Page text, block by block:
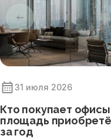
31 июля 2026
Кто покупает
площадь
за год